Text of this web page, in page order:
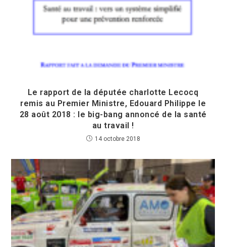
Le rapport de la députée charlotte Lecocq
remis au Premier Ministre, Edouard Philippe le
28 août 2018 : le big-bang annoncé de la santé
au travail !
14 octobre 2018